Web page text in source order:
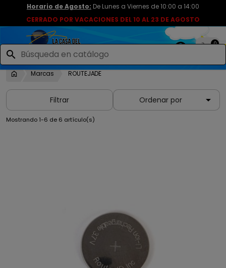
Horario de Agosto: De Lunes a Viernes de 10:00 a 14:00
CERRADO POR VACACIONES DEL 10 AL 23 DE AGOSTO

search
0
Marcas ROUTEJADE
Filtrar Ordenar por 
Mostrando 1-6 de 6 artículo(s)